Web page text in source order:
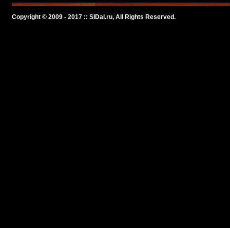
Copyright © 2009 - 2017 :: SlDal.ru, All Rights Reserved.